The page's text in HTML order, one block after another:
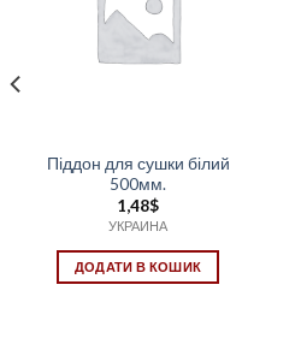
Піддон для сушки білий
500мм.
1,48$
УКРАИНА
ДОДАТИ В КОШИК